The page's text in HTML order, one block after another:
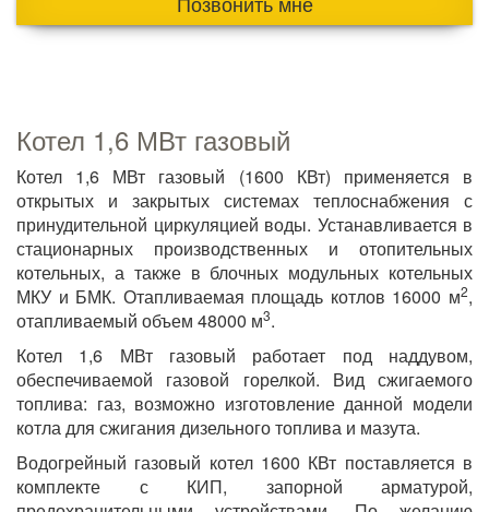
Котел 1,6 МВт газовый
Котел 1,6 МВт газовый (1600 КВт) применяется в
открытых и закрытых системах теплоснабжения с
принудительной циркуляцией воды. Устанавливается в
стационарных производственных и отопительных
котельных, а также в блочных модульных котельных
МКУ и БМК. Отапливаемая площадь котлов 16000 м2,
отапливаемый объем 48000 м3.
Котел 1,6 МВт газовый работает под наддувом,
обеспечиваемой газовой горелкой. Вид сжигаемого
топлива: газ, возможно изготовление данной модели
котла для сжигания дизельного топлива и мазута.
Водогрейный газовый котел 1600 КВт поставляется в
комплекте с КИП, запорной арматурой,